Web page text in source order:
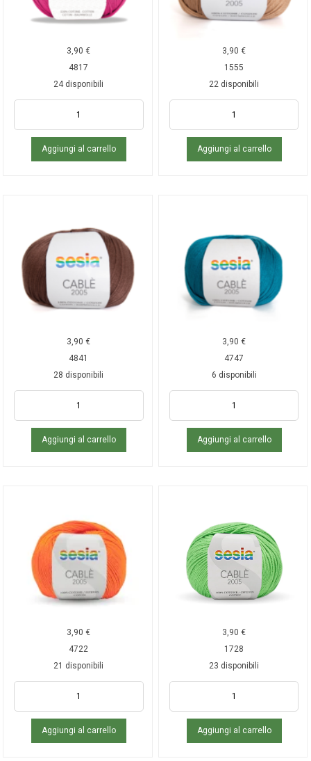
3,90€
4817
24 disponibili
Aggiungi al carrello
3,90€
1555
22 disponibili
Aggiungi al carrello
3,90€
4841
28 disponibili
Aggiungi al carrello
3,90€
4747
6 disponibili
Aggiungi al carrello
3,90€
4722
21 disponibili
Aggiungi al carrello
3,90€
1728
23 disponibili
Aggiungi al carrello